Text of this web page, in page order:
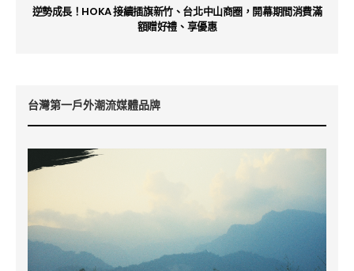
逆勢成長！HOKA 接續插旗新竹、台北中山商圈，開幕期間消費滿
額贈好禮、享優惠
台灣第一戶外潮流媒體品牌